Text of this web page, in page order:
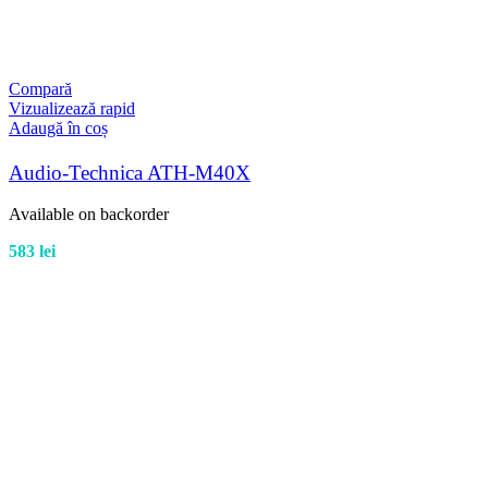
Compară
Vizualizează rapid
Adaugă în coș
Audio-Technica ATH-M40X
Available on backorder
583 lei